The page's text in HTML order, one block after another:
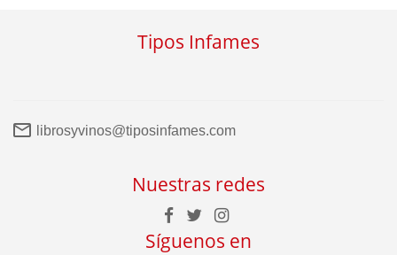
Tipos Infames
librosyvinos@tiposinfames.com
Nuestras redes
Síguenos en